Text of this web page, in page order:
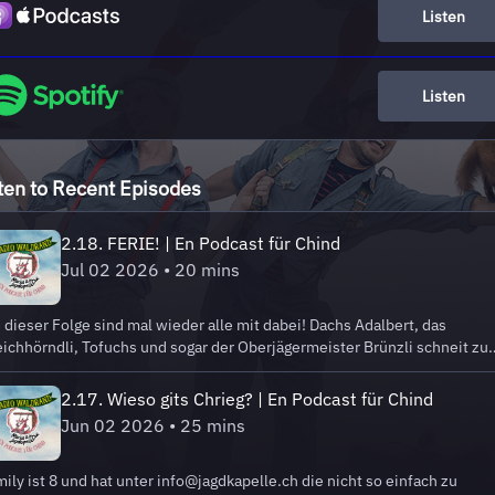
Listen
Listen
to Recent Episodes
2.18. FERIE! | En Podcast für Chind
Jul 02 2026 • 20 mins
Folge sind mal wieder alle mit dabei! Dachs Adalbert, das
Tofuchs und sogar der Oberjägermeister Brünzli schneit
herein. Er braucht nämlich einen Koffer – und den bekommt er
Allerdings nur, wenn er den Kindern in der «Ferie-Edischn» seine
beibringt. Die Waldtiere verstehen nicht, warum wir
in die Ferien gehen und weshalb wir die Zeit, in der wir
was wir wollen, als «frei» bezeichnen, obwohl wir ja ausserhalb
Freizeit gar nicht gefangen sind. Irgendwann kippt die Stimmung fast,
2.17. Wieso gits Chrieg? | En Podcast für Chind
Jun 02 2026 • 25 mins
ist 8 und hat unter info@jagdkapelle.ch die nicht so einfach zu